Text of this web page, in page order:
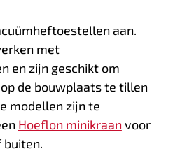
aan.
met
en zijn geschikt om
de bouwplaats te tillen
modellen zijn te
Hoeflon minikraanvoor
buiten.